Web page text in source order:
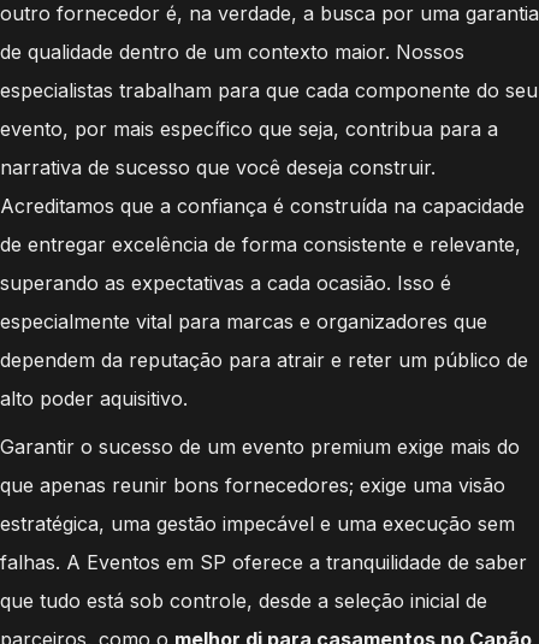
outro fornecedor é, na verdade, a busca por uma garantia
de qualidade dentro de um contexto maior. Nossos
especialistas trabalham para que cada componente do seu
evento, por mais específico que seja, contribua para a
narrativa de sucesso que você deseja construir.
Acreditamos que a confiança é construída na capacidade
de entregar excelência de forma consistente e relevante,
superando as expectativas a cada ocasião. Isso é
especialmente vital para marcas e organizadores que
dependem da reputação para atrair e reter um público de
alto poder aquisitivo.
Garantir o sucesso de um evento premium exige mais do
que apenas reunir bons fornecedores; exige uma visão
estratégica, uma gestão impecável e uma execução sem
falhas. A Eventos em SP oferece a tranquilidade de saber
que tudo está sob controle, desde a seleção inicial de
parceiros, como o melhor dj para casamentos no Capão